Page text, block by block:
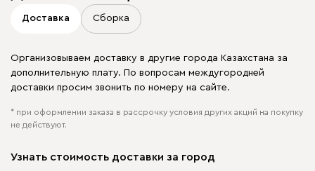
Доставка Сборка
Организовываем доставку в другие города Казахстана за
дополнительную плату. По вопросам междугородней
доставки просим звонить по номеру на сайте.
* при оформлении заказа в рассрочку условия других акций на покупку
не действуют.
Узнать стоимость доставки за город